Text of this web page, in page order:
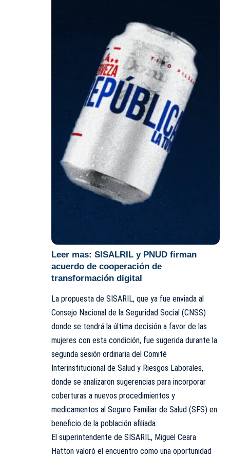
Leer mas: SISALRIL y PNUD firman
acuerdo de cooperación de
transformación digital
La propuesta de SISARIL, que ya fue enviada al
Consejo Nacional de la Seguridad Social (CNSS)
donde se tendrá la última decisión a favor de las
mujeres con esta condición, fue sugerida durante la
segunda sesión ordinaria del Comité
Interinstitucional de Salud y Riesgos Laborales,
donde se analizaron sugerencias para incorporar
coberturas a nuevos procedimientos y
medicamentos al Seguro Familiar de Salud (SFS) en
beneficio de la población afiliada.
El superintendente de SISARIL, Miguel Ceara
Hatton valoró el encuentro como una oportunidad